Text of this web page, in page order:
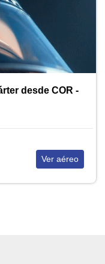
desde COR -
Ver aéreo